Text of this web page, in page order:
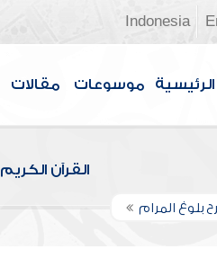
Indonesia
الرئيسية موسوعات مقالات
القرآن الكريم
بلوغ المرام